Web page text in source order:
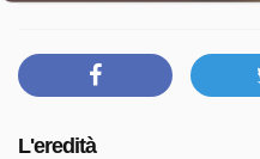
L'eredità